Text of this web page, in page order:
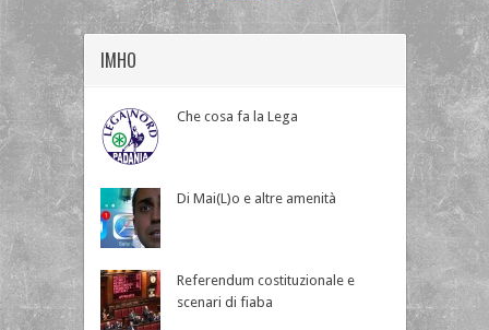
IMHO
Che cosa fa la Lega
Di Mai(L)o e altre amenità
Referendum costituzionale e
scenari di fiaba